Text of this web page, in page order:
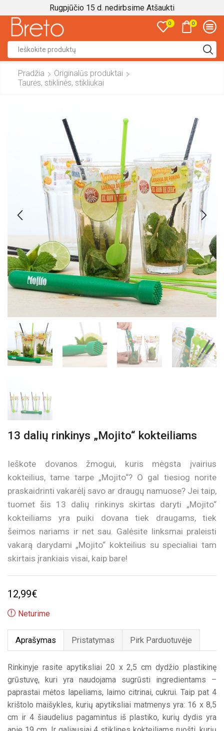
Rugpjūčio 15 d. nedirbsime Atšaukti
0 0
input
Pradžia
Originalūs produktai
Taurės, stiklinės, stikliukai
13 dalių rinkinys „Mojito“ kokteiliams
Ieškote dovanos žmogui, kuris mėgsta įvairius
kokteilius, tame tarpe „Mojito“? O gal tiesiog norite
praskaidrinti vakarėlį savo ar draugų namuose? Jei taip,
tuomet šis 13 dalių rinkinys skirtas daryti „Mojito“
kokteiliams yra puiki dovana tiek draugams, tiek
šeimos nariams ir net sau. Galėsite linksmai praleisti
vakarą darydami „Mojito“ kokteilius su specialiai tam
skirtais įrankiais visai, kaip bare!
12,99€
Neturime
Aprašymas Pristatymas Pirk Parduotuvėje
Rinkinyje rasite apytiksliai 20 x 2,5 cm dydžio plastikinę
grūstuvę, kuri yra naudojama sugrūsti ingredientams –
paprastai mėtos lapeliams, laimo citrinai, cukrui. Taip pat 4
krištolo maišykles, kurių apytiksliai matmenys yra: 16 x 8,5
cm ir 4 šiaudelius pagamintus iš plastiko, kurių dydis yra